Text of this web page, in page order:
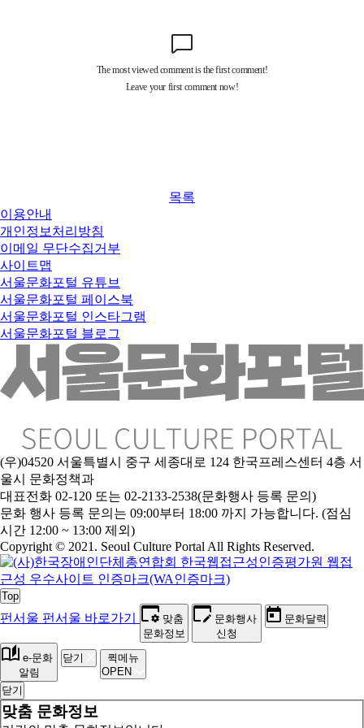
목록
이용안내
개인정보처리방침
이메일 무단수집거부
사이트맵
서울문화포털 유튜브
서울문화포털 페이스북
서울문화포털 인스타그램
서울문화포털 블로그
(우)04520 서울특별시 중구 세종대로 124 한국프레스센터 4층 서
울시 문화정책과
대표전화 02-120 또는 02-2133-2538(문화행사 등록 문의)
문화 행사 등록 문의는 09:00부터 18:00 까지 가능합니다. (점심
시간 12:00 ~ 13:00 제외)
Copyright © 2021. Seoul Culture Portal All Rights Reserved.
Top
펀서울 펀서울 바로가기
맞춤
문화정보
문화행사
신청
문화달력
e-문화
알림
닫기
퀵메뉴
OPEN
닫기
맞춤 문화정보